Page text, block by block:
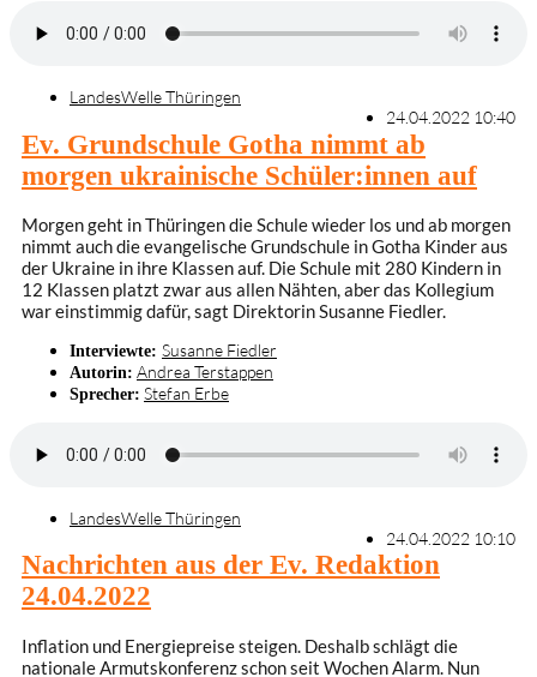
LandesWelle Thüringen
24.04.2022 10:40
Ev. Grundschule Gotha nimmt ab
morgen ukrainische Schüler:innen auf
Morgen geht in Thüringen die Schule wieder los und ab morgen
nimmt auch die evangelische Grundschule in Gotha Kinder aus
der Ukraine in ihre Klassen auf. Die Schule mit 280 Kindern in
12 Klassen platzt zwar aus allen Nähten, aber das Kollegium
war einstimmig dafür, sagt Direktorin Susanne Fiedler.
Interviewte: Susanne Fiedler
Autorin: Andrea Terstappen
Sprecher: Stefan Erbe
LandesWelle Thüringen
24.04.2022 10:10
Nachrichten aus der Ev. Redaktion
24.04.2022
Inflation und Energiepreise steigen. Deshalb schlägt die
nationale Armutskonferenz schon seit Wochen Alarm. Nun